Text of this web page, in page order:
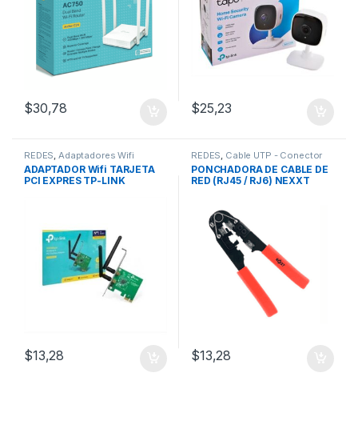
$30,78 $25,23
REDES Adaptadores Wifi
ADAPTADOR Wifi TARJETA
PCI EXPRES TP-LINK
$13,28
REDES Cable UTP - Conector
RJ45
PONCHADORA DE CABLE DE
RED (RJ45 / RJ6) NEXXT
$13,28